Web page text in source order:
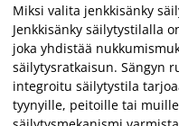
Miksi valita jenkkisänky
Jenkkisänky säilytystilalla
joka yhdistää
säilytysratkaisun. Sängyn
integroitu säilytystila
tyynyille, peitoille tai